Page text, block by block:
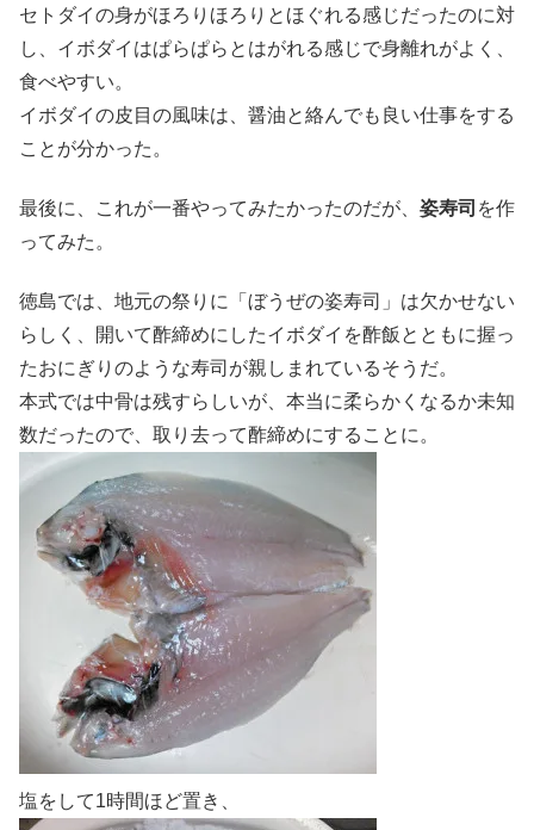
セトダイの身がほろりほろりとほぐれる感じだったのに対
し、イボダイはぱらぱらとはがれる感じで身離れがよく、
食べやすい。
イボダイの皮目の風味は、醤油と絡んでも良い仕事をする
ことが分かった。
最後に、これが一番やってみたかったのだが、 姿寿司 を作
ってみた。
徳島では、地元の祭りに「ぼうぜの姿寿司」は欠かせない
らしく、開いて酢締めにしたイボダイを酢飯とともに握っ
たおにぎりのような寿司が親しまれているそうだ。
本式では中骨は残すらしいが、本当に柔らかくなるか未知
数だったので、取り去って酢締めにすることに。
塩をして1時間ほど置き、